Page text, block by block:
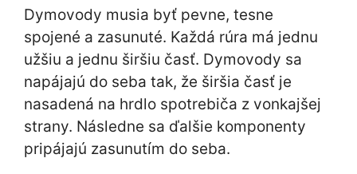
Dymovody musia byť pevne, tesne
spojené a zasunuté. Každá rúra má jednu
užšiu a jednu širšiu časť. Dymovody sa
napájajú do seba tak, že širšia časť je
nasadená na hrdlo spotrebiča z vonkajšej
strany. Následne sa ďalšie komponenty
pripájajú zasunutím do seba.